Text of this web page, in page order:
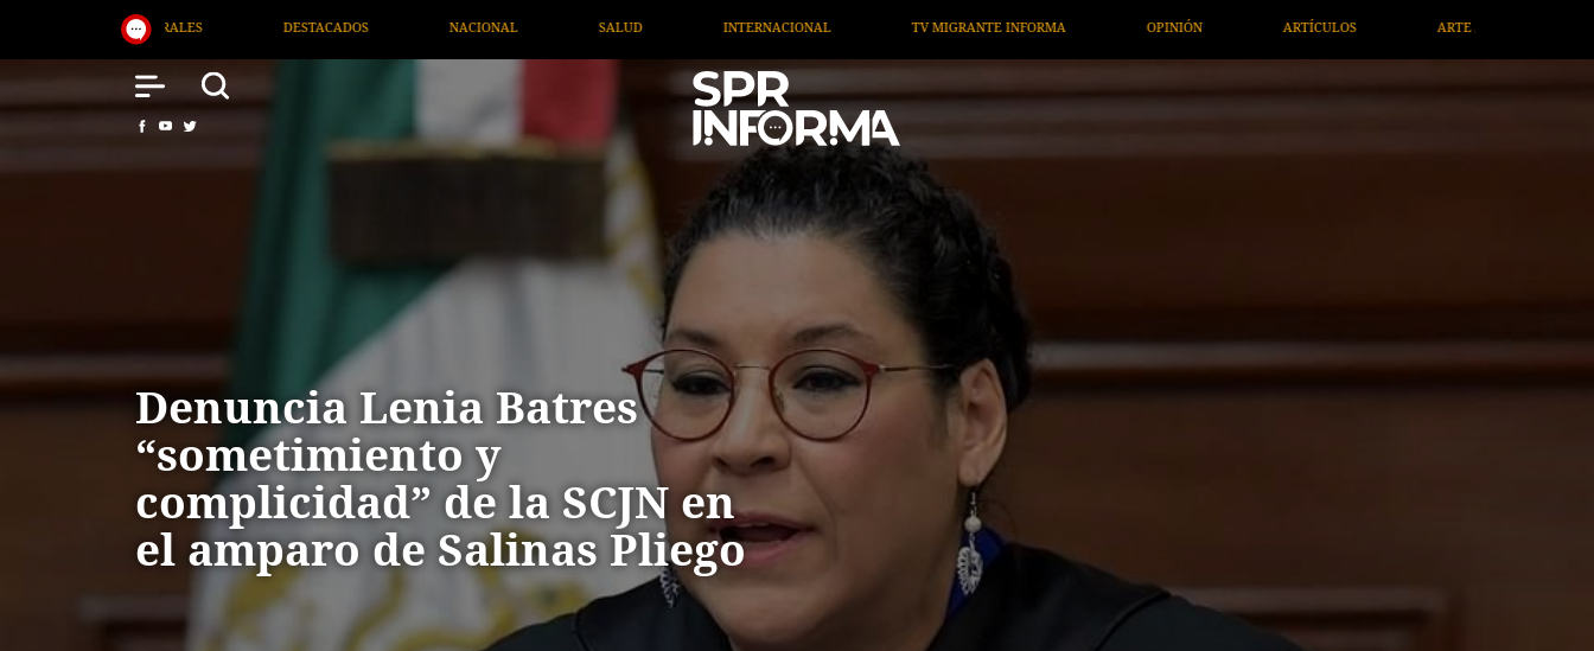
DESTACADOS SALUD INTERNACIONAL TV MIGRANTE INFORMA OPINIÓN ARTÍCULOS ARTE / ENTRETENIMIENTO ECONOMÍA / NEGOCIOS
Denuncia Lenia Batres
“sometimiento y
complicidad” de la SCJN en
el amparo de Salinas Pliego